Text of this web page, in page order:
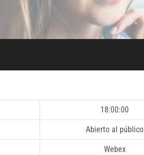
18:00:00
Abierto al público
Webex